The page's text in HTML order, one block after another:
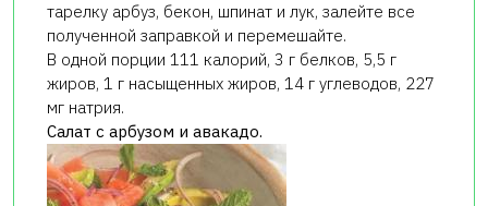
тарелку арбуз, бекон, шпинат и лук, залейте все
полученной заправкой и перемешайте.
В одной порции 111 калорий, 3 г белков, 5,5 г
жиров, 1 г насыщенных жиров, 14 г углеводов, 227
мг натрия.
Салат с арбузом и авакадо.